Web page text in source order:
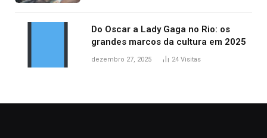
Do Oscar a Lady Gaga no Rio: os
grandes marcos da cultura em 2025
dezembro 27, 2025 24 Visitas